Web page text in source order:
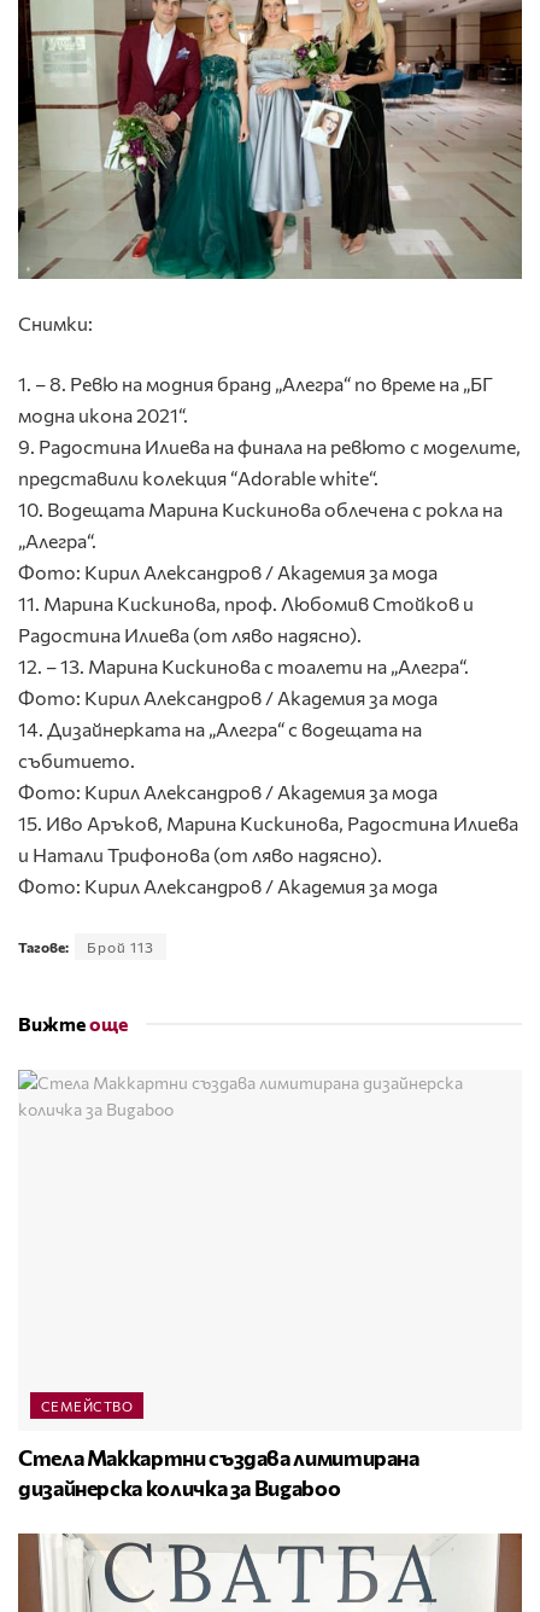
Снимки:
1. – 8. Ревю на модния бранд „Алегра“ по време на „БГ
модна икона 2021“.
9. Радостина Илиева на финала на ревюто с моделите,
представили колекция “Adorable white“.
10. Водещата Марина Кискинова облечена с рокла на
„Алегра“.
Фото: Кирил Александров / Академия за мода
11. Марина Кискинова, проф. Любомив Стойков и
Радостина Илиева (от ляво надясно).
12. – 13. Марина Кискинова с тоалети на „Алегра“.
Фото: Кирил Александров / Академия за мода
14. Дизайнерката на „Алегра“ с водещата на
събитието.
Фото: Кирил Александров / Академия за мода
15. Иво Аръков, Марина Кискинова, Радостина Илиева
и Натали Трифонова (от ляво надясно).
Фото: Кирил Александров / Академия за мода
Тагове: Брой 113
Вижтеоще
СЕМЕЙСТВО
Стела Маккартни създава лимитирана
дизайнерска количка за Bugaboo